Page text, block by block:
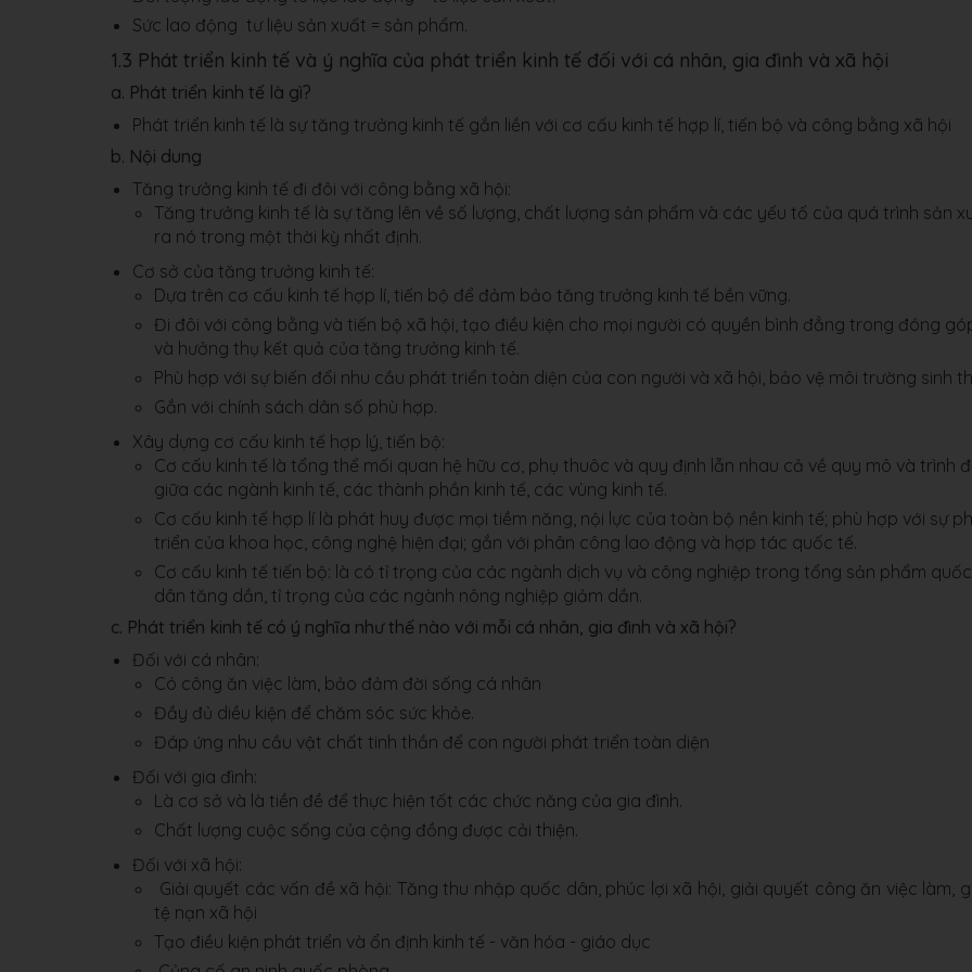
Sức lao động tư liệu sản xuất = sản phẩm.
1.3 Phát triển kinh tế và ý nghĩa của phát triển kinh tế đối với cá nhân, gia đình và xã hội
a. Phát triển kinh tế là gì?
Phát triển kinh tế là sự tăng trưởng kinh tế gắn liền với cơ cấu kinh tế hợp lí, tiến bộ và công bằng xã hội
b. Nội dung
Tăng trưởng kinh tế đi đôi với công bằng xã hội:
Tăng trưởng kinh tế là sự tăng lên về số lượng, chất lượng sản phẩm và các yếu tố của quá trình sản
ra nó trong một thời kỳ nhất định.
Cơ sở của tăng trưởng kinh tế:
Dựa trên cơ cấu kinh tế hợp lí, tiến bộ để đảm bảo tăng trưởng kinh tế bền vững.
Đi đôi với công bằng và tiến bộ xã hội, tạo điều kiện cho mọi người có quyền bình đẳng trong đóng
và hưởng thụ kết quả của tăng trưởng kinh tế.
Phù hợp với sự biến đổi nhu cầu phát triển toàn diện của con người và xã hội, bảo vệ môi trường sinh
Gắn với chính sách dân số phù hợp.
Xây dựng cơ cấu kinh tế hợp lý, tiến bộ:
Cơ cấu kinh tế là tổng thể mối quan hệ hữu cơ, phụ thuôc và quy định lẫn nhau cả về quy mô và trình
giữa các ngành kinh tế, các thành phần kinh tế, các vùng kinh tế.
Cơ cấu kinh tế hợp lí là phát huy được mọi tiềm năng, nội lực của toàn bộ nền kinh tế; phù hợp với sự
triển của khoa học, công nghệ hiện đại; gắn với phân công lao động và hợp tác quốc tế.
Cơ cấu kinh tế tiến bộ: là có tỉ trọng của các ngành dịch vụ và công nghiệp trong tổng sản phẩm quốc
dân tăng dần, tỉ trọng của các ngành nông nghiệp giảm dần.
c. Phát triển kinh tế có ý nghĩa như thế nào với mỗi cá nhân, gia đình và xã hội?
Đối với cá nhân:
Có công ăn việc làm, bảo đảm đời sống cá nhân
Đầy đủ diều kiện để chăm sóc sức khỏe.
Đáp ứng nhu cầu vật chất tinh thần để con người phát triển toàn diện
Đối với gia đình:
Là cơ sở và là tiền đề để thực hiện tốt các chức năng của gia đình.
Chất lượng cuộc sống của cộng đồng được cải thiện.
Đối với xã hội:
Giải quyết các vấn đề xã hội: Tăng thu nhập quốc dân, phúc lợi xã hội, giải quyết công ăn việc làm,
tệ nạn xã hội
Tạo điều kiện phát triển và ổn định kinh tế - văn hóa - giáo dục